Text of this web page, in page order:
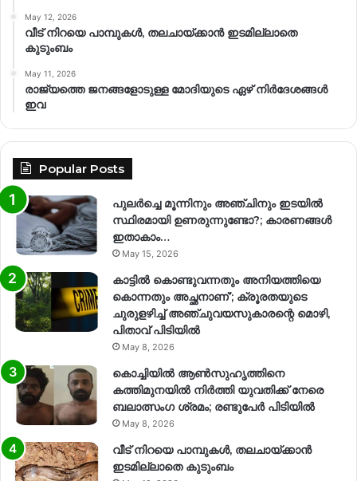
May 12, 2026
വീട് നിറയെ പാമ്പുകൾ, തലചായ്ക്കാൻ ഇടമില്ലാതെ
കുടുംബം
May 11, 2026
രാജ്യത്തെ ജനങ്ങളോടുള്ള മോദിയുടെ ഏഴ് നിര്‍ദേശങ്ങള്‍
ഇവ
Popular Posts
പുലർച്ചെ മൂന്നിനും അഞ്ചിനും ഇടയിൽ
സ്ഥിരമായി ഉണരുന്നുണ്ടോ?; കാരണങ്ങള്‍
ഇതാകാം…
May 15, 2026
കാട്ടിൽ കൊണ്ടുവന്നതും അനിയത്തിയെ
കൊന്നതും അച്ഛനാണ്’; ക്രൂരതയുടെ
ചുരുളഴിച്ച് അഞ്ചുവയസുകാരന്റെ മൊഴി,
പിതാവ് പിടിയിൽ
May 8, 2026
കൊച്ചിയിൽ ആൺസുഹൃത്തിനെ
കത്തിമുനയിൽ നിർത്തി യുവതിക്ക് നേരെ
ബലാത്സംഗ​ ശ്രമം; രണ്ടുപേർ പിടിയിൽ
May 8, 2026
വീട് നിറയെ പാമ്പുകൾ, തലചായ്ക്കാൻ
ഇടമില്ലാതെ കുടുംബം